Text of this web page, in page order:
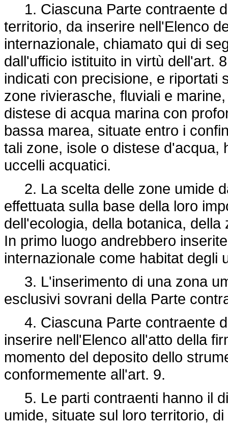
1. Ciascuna Parte contraente
territorio, da inserire nell'Elenco
internazionale, chiamato qui di
dall'ufficio istituito in virtù dell'art.
indicati con precisione, e riportati
zone rivierasche, fluviali e
distese di acqua marina con
bassa marea, situate entro i
tali zone, isole o distese d'acqua,
uccelli acquatici.
2. La scelta delle zone umide
effettuata sulla base della loro
dell'ecologia, della botanica,
In primo luogo andrebbero
internazionale come habitat degli
3. L'inserimento di una zona
esclusivi sovrani della Parte
4. Ciascuna Parte contraente
inserire nell'Elenco all'atto della
momento del deposito dello
conformemente all'art. 9.
5. Le parti contraenti hanno il
umide, situate sul loro territorio,